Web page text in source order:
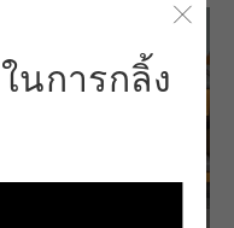
นการกลิ้ง